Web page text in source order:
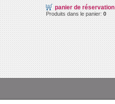
panier de réservation
Produits dans le panier:0